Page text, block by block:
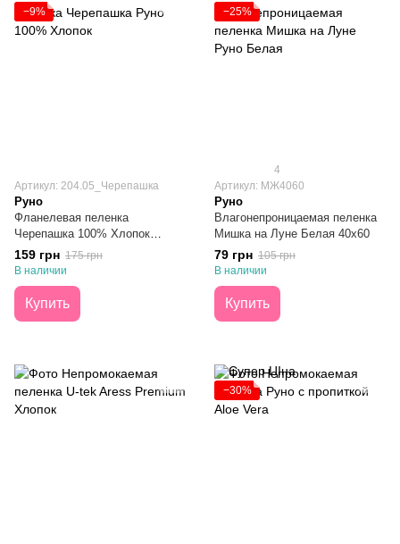
−9%
Артикул: 204.05_Черепашка
Руно
Фланелевая пеленка
Черепашка 100% Хлопок
90х110
159 грн 175 грн
В наличии
Купить
−25%
4
Артикул: МЖ4060
Руно
Влагонепроницаемая пеленка
Мишка на Луне Белая 40х60
79 грн 105 грн
В наличии
Купить
−30%